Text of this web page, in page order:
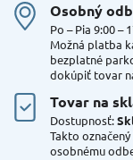
Osobný
Po – Pia 9:00 –
Možná platba
bezplatné
dokúpiť tovar
Tovar na
Dostupnosť:
Takto
osobnému